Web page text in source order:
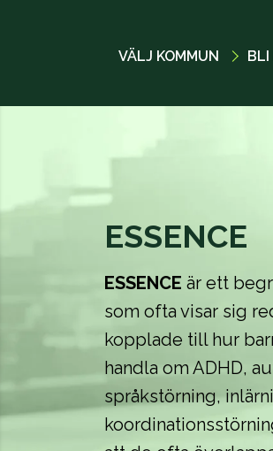
VÄLJ KOMMUN BLI
ESSENCE
ESSENCE är ett
som ofta visar sig
kopplade till hur
handla om ADHD,
språkstörning,